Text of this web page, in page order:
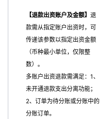
【退款出资账户及金额】 退
款需从指定账户出资时，可
传递该参数以指定出资金额
（币种最小单位，仅限整
数）。
多账户出资退款需满足：1、
未开通退款支出分离功能；
2、订单为待分账或分账中的
分账订单。